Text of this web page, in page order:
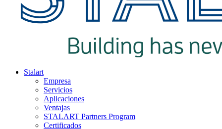
Stalart
Empresa
Servicios
Aplicaciones
Ventajas
STALART Partners Program
Certificados